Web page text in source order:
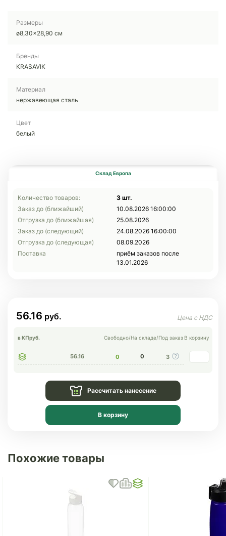
Размеры
ø8,30x28,90 см
Бренды
KRASAVIK
Материал
нержавеющая сталь
Цвет
белый
Склад Европа
Количество товаров:
3 шт.
Заказ до (ближайший)
10.08.2026 16:00:00
Отгрузка до (ближайшая)
25.08.2026
Заказ до (следующий)
24.08.2026 16:00:00
Отгрузка до (следующая)
08.09.2026
Поставка
приём заказов после
13.01.2026
56.16
в КПруб. Свободно/На складе/Под заказ В корзину
56.16 0 0 3
Рассчитать нанесение
В корзину
Похожие товары